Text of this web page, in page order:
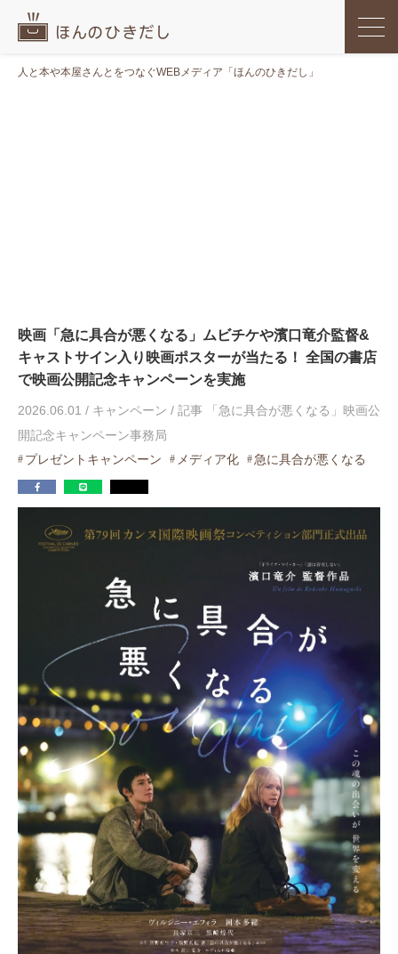
人と本や本屋さんとをつなぐWEBメディア「ほんのひきだし」
映画「急に具合が悪くなる」ムビチケや濱口竜介監督&
キャストサイン入り映画ポスターが当たる！ 全国の書店
で映画公開記念キャンペーンを実施
2026.06.01 / キャンペーン / 記事 「急に具合が悪くなる」映画公
開記念キャンペーン事務局
プレゼントキャンペーン
メディア化 急に具合が悪くなる